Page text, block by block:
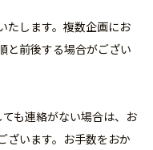
たします。複数企画にお
と前後する場合がござい
も連絡がない場合は、お
ざいます。お手数をおか